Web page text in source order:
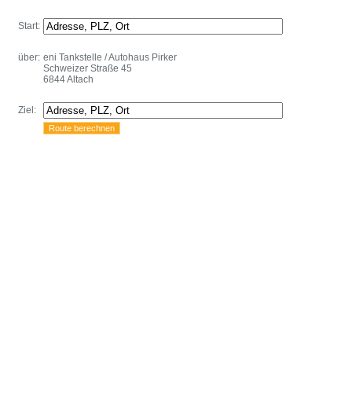
Start:
über: eni Tankstelle / Autohaus Pirker
Schweizer Straße 45
6844 Altach
Ziel: